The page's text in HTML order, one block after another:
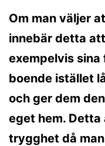
Om man väljer
innebär detta
exempelvis
boende istället
och ger dem
eget hem.
trygghet då